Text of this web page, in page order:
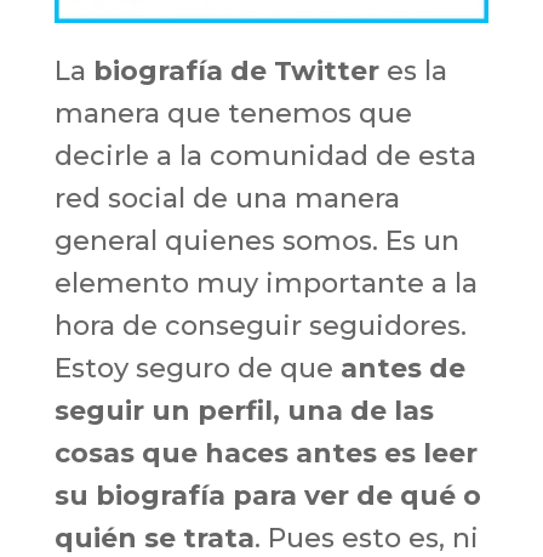
La biografía de Twitteres la
manera que tenemos que
decirle a la comunidad de esta
red social de una manera
general quienes somos. Es un
elemento muy importante a la
hora de conseguir seguidores.
Estoy seguro de que antes de
seguir un perfil, una de las
cosas que haces antes es leer
su biografía para ver de qué o
quién se trata. Pues esto es, ni